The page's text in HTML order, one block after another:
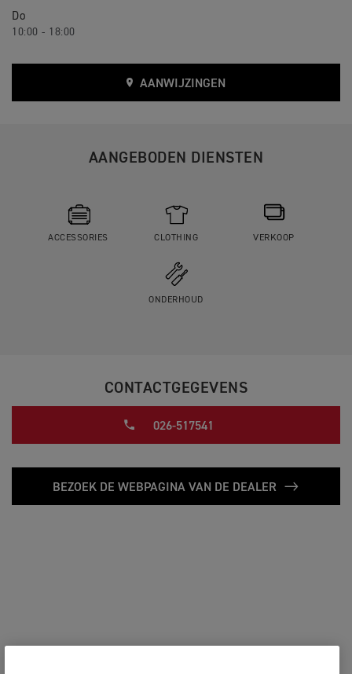
Do
10:00 - 18:00
AANWIJZINGEN
AANGEBODEN DIENSTEN
ACCESSORIES CLOTHING VERKOOP
ONDERHOUD
CONTACTGEGEVENS
026-517541
BEZOEK DE WEBPAGINA VAN DE DEALER